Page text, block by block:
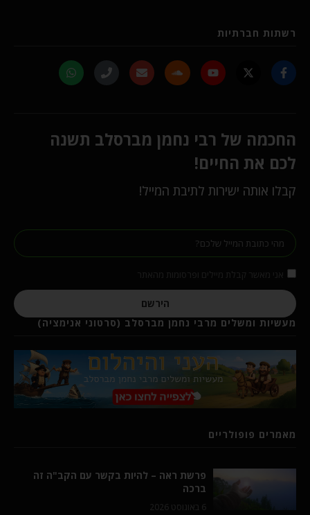
רשתות חברתיות
החכמה של רבי נחמן מברסלב תשנה
לכם את החיים!
קבלו אותה ישירות לתיבת המייל!
הירשם
מעשיות ומשלים מרבי נחמן מברסלב (סרטוני אנימציה)
מאמרים פופולריים
פרשת ראה – להיות בקשר עם הקב"ה זה
ברכה
6 באוגוסט 2026